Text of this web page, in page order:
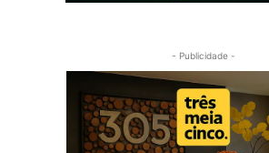
- Publicidade -